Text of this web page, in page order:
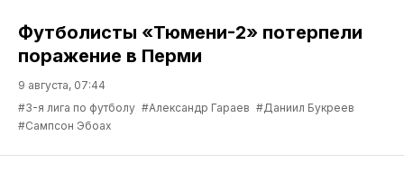
Футболисты «Тюмени-2» потерпели
поражение в Перми
9 августа, 07:44
#3-я лига по футболу #Александр Гараев #Даниил Букреев
#Сампсон Эбоах